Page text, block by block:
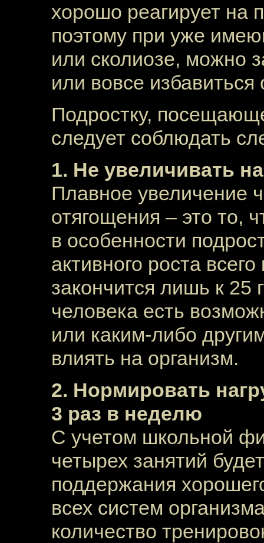
хорошо реагирует на
поэтому при уже
или сколиозе, можно
или вовсе избавиться
Подростку,
следует соблюдать
1. Не увеличивать
Плавное увеличение
отягощения – это то,
в особенности
активного роста
закончится лишь к 25
человека есть
или каким-либо
влиять на организм.
2. Нормировать
3 раз в неделю
С учетом школьной
четырех занятий
поддержания
всех систем
количество